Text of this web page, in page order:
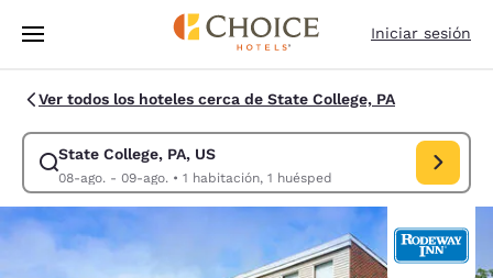
Pasar A Contenido Principal
Iniciar sesión
Ver todos los hoteles cerca de State College, PA
State College, PA, US
08-ago. - 09-ago.• 1 habitación, 1 huésped
Modificar la búsqueda de State College, PA, US. Fecha de check-in